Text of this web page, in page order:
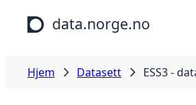
Hopp til hovedinnhold
data.norge.no
Hjem Datasett ESS3 -